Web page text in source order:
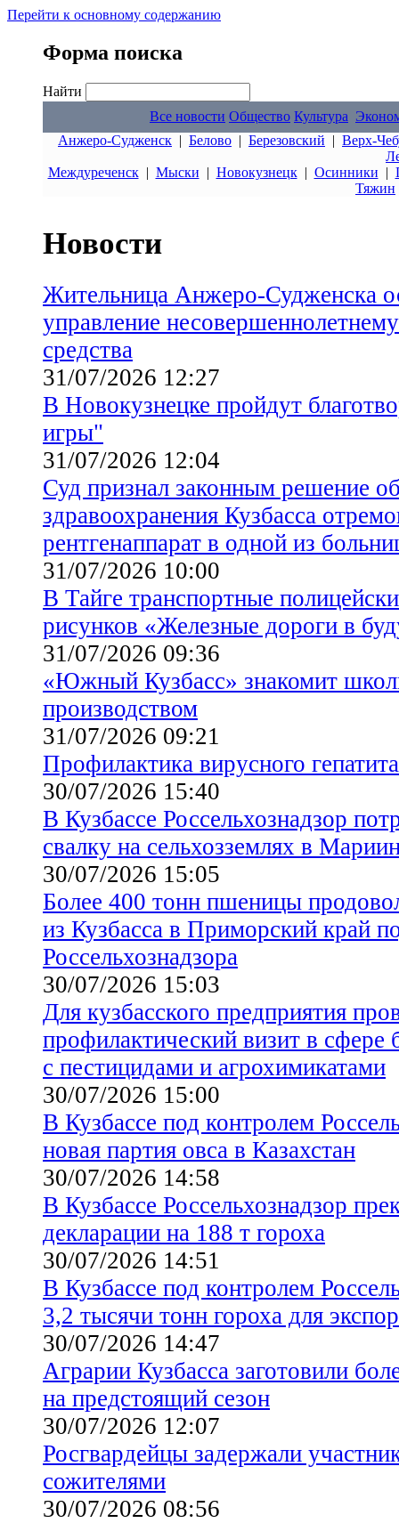
Перейти к основному содержанию
Форма поиска
Найти
Все новости Общество Культура
Анжеро-Судженск | Белово | Березовский | Верх-
Междуреченск| Мыски | Новокузнецк| Осинники |
Тяжин
Новости
Жительница Анжеро-Судженска
управление
средства
31/07/2026 12:27
В Новокузнецке пройдут
игры"
31/07/2026 12:04
Суд признал законным решение
здравоохранения Кузбасса
рентгенаппарат в одной из
31/07/2026 10:00
В Тайге транспортные
рисунков «Железные дороги в
31/07/2026 09:36
«Южный Кузбасс» знакомит
производством
31/07/2026 09:21
Профилактика вирусного гепатита
30/07/2026 15:40
В Кузбассе Россельхознадзор
свалку на сельхозземлях в
30/07/2026 15:05
Более 400 тонн пшеницы
из Кузбасса в Приморский край
Россельхознадзора
30/07/2026 15:03
Для кузбасского предприятия
профилактический визит в сфере
с пестицидами и агрохимикатами
30/07/2026 15:00
В Кузбассе под контролем
новая партия овса в Казахстан
30/07/2026 14:58
В Кузбассе Россельхознадзор
декларации на 188 т гороха
30/07/2026 14:51
В Кузбассе под контролем
3,2 тысячи тонн гороха для
30/07/2026 14:47
Аграрии Кузбасса заготовили
на предстоящий сезон
30/07/2026 12:07
Росгвардейцы задержали
сожителями
30/07/2026 08:56